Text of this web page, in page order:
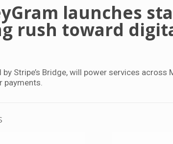
launches
rush toward
by Stripe’s Bridge, will power services
payments.